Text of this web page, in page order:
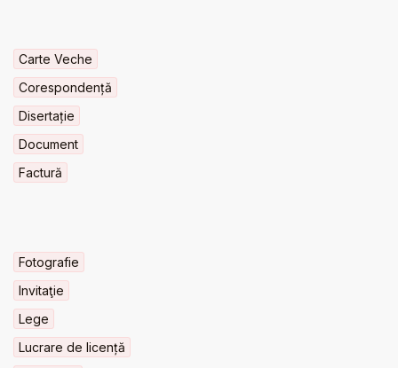
Carte Veche
Corespondență
Disertație
Document
Factură
Fotografie
Invitaţie
Lege
Lucrare de licență